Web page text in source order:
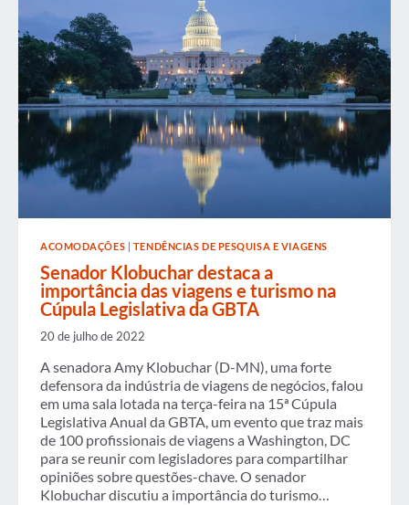
INFRAESTRUTURA
AEROPORTUÁRIA
NO
GBTA
LEGISLATIVE
SUMMIT
ACOMODAÇÕES | TENDÊNCIAS DE PESQUISA E VIAGENS
Senador Klobuchar destaca a
importância das viagens e turismo na
Cúpula Legislativa da GBTA
20 de julho de 2022
A senadora Amy Klobuchar (D-MN), uma forte
defensora da indústria de viagens de negócios, falou
em uma sala lotada na terça-feira na 15ª Cúpula
Legislativa Anual da GBTA, um evento que traz mais
de 100 profissionais de viagens a Washington, DC
para se reunir com legisladores para compartilhar
opiniões sobre questões-chave. O senador
Klobuchar discutiu a importância do turismo…